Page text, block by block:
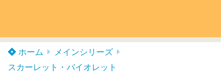
ホーム
メインシリーズ
スカーレット・バイオレット